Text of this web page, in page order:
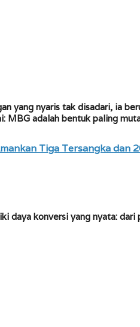
yang nyaris tak disadari, ia
adalah bentuk paling
Tiga Tersangka dan
konversi yang nyata: